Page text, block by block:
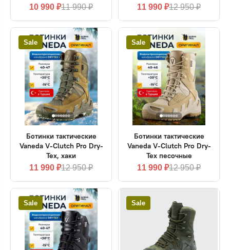
10 990 ₽11 990 ₽ 11 990 ₽12 950 ₽
Sale
Ботинки тактические
Vaneda V-Clutch Pro Dry-
Tex, хаки
11 990 ₽12 950 ₽
Sale
Ботинки тактические
Vaneda V-Clutch Pro Dry-
Tex песочные
11 990 ₽12 950 ₽
Sale Sale